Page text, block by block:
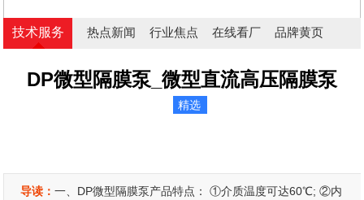
技术服务 热点新闻 行业焦点 在线看厂 品牌黄页
DP微型隔膜泵_微型直流高压隔膜泵
精选
导读：一、DP微型隔膜泵产品特点： ①介质温度可达60℃; ②内